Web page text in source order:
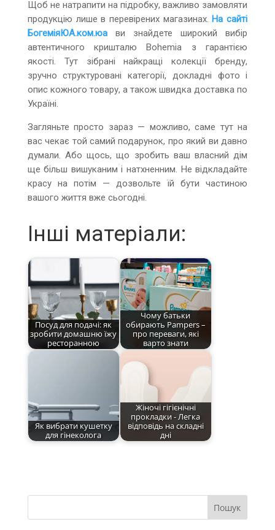
Щоб не натрапити на підробку, важливо замовляти
продукцію лише в перевірених магазинах. На сайті
БогеміяЮА.ком.юави знайдете широкий вибір
автентичного кришталю Bohemia з гарантією
якості. Тут зібрані найкращі колекції бренду,
зручно структуровані категорії, докладні фото і
опис кожного товару, а також швидка доставка по
Україні.
Загляньте просто зараз — можливо, саме тут на
вас чекає той самий подарунок, про який ви давно
думали. Або щось, що зробить ваш власний дім
ще більш вишуканим і натхненним. Не відкладайте
красу на потім — дозвольте їй бути частиною
вашого життя вже сьогодні.
Інші матеріали:
Посуд для подачі: як
зробити домашню їжу
ресторанною
Чому батьки
обирають Pampers –
про переваги, які
варто знати
Як вибрати кушетку
для гінеколога
Жіночі гігієнічні
прокладки - Легка
відповідь на складні
дні
Пошук